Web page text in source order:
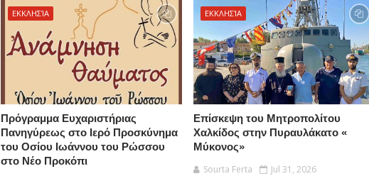
ΕΚΚΛΗΣΊΑ
Πρόγραμμα Ευχαριστήριας
Πανηγύρεως στο Ιερό Προσκύνημα
του Οσίου Ιωάννου του Ρώσσου
στο Νέο Προκόπι
ΕΚΚΛΗΣΊΑ
Επίσκεψη του Μητροπολίτου
Χαλκίδος στην Πυραυλάκατο «
Μύκονος»
Sourta Ferta
Jul 31, 2026